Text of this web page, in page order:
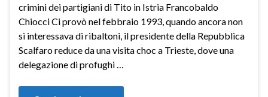
crimini dei partigiani di Tito in Istria Francobaldo
Chiocci Ci provò nel febbraio 1993, quando ancora non
si interessava di ribaltoni, il presidente della Repubblica
Scalfaro reduce da una visita choc a Trieste, dove una
delegazione di profughi …